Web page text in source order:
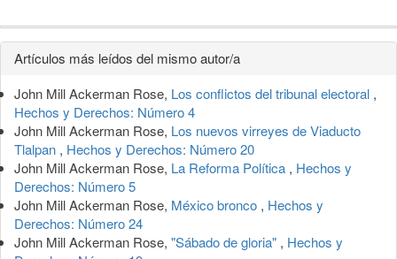
Detalles
del
artículo
Artículos más leídos del mismo autor/a
John Mill Ackerman Rose, Los conflictos del tribunal electoral ,
Hechos y Derechos: Número 4
John Mill Ackerman Rose, Los nuevos virreyes de Viaducto
Tlalpan , Hechos y Derechos: Número 20
John Mill Ackerman Rose, La Reforma Política , Hechos y
Derechos: Número 5
John Mill Ackerman Rose, México bronco , Hechos y
Derechos: Número 24
John Mill Ackerman Rose, "Sábado de gloria" , Hechos y